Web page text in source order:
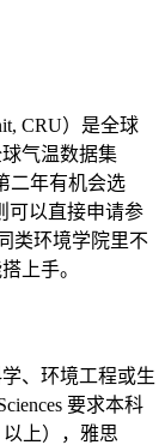
CRU）是全球
气温数据集
二年有机会选
可以直接申请参
类环境学院里不
上手。
、环境工程或生
要求本科
上），雅思